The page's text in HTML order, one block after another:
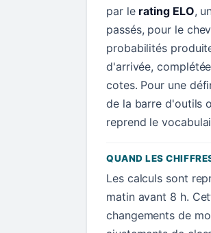
par le rating ELO,
passés, pour le
probabilités
d'arrivée,
cotes. Pour une
de la barre d'outils
reprend le
QUAND LES
Les calculs sont
matin avant 8 h.
changements de